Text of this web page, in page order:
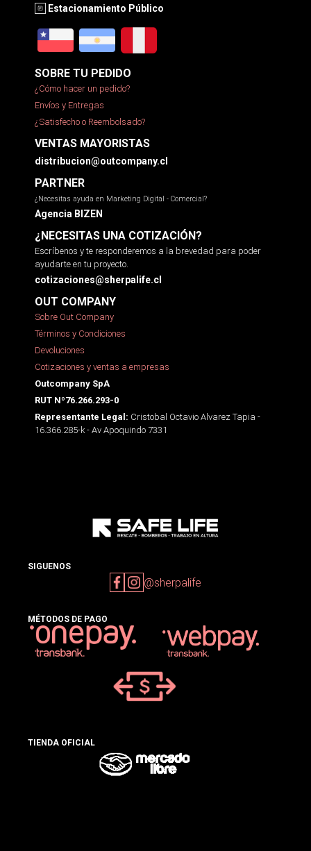
Estacionamiento Público
SOBRE TU PEDIDO
¿Cómo hacer un pedido?
Envíos y Entregas
¿Satisfecho o Reembolsado?
VENTAS MAYORISTAS
distribucion@outcompany.cl
PARTNER
¿Necesitas ayuda en Marketing Digital - Comercial?
Agencia BIZEN
¿NECESITAS UNA COTIZACIÓN?
Escríbenos y te responderemos a la brevedad para poder
ayudarte en tu proyecto.
cotizaciones@sherpalife.cl
OUT COMPANY
Sobre Out Company
Términos y Condiciones
Devoluciones
Cotizaciones y ventas a empresas
Outcompany SpA
RUT Nº76.266.293-0
Representante Legal: Cristobal Octavio Alvarez Tapia -
16.366.285-k - Av Apoquindo 7331
SIGUENOS
@sherpalife
MÉTODOS DE PAGO
TIENDA OFICIAL